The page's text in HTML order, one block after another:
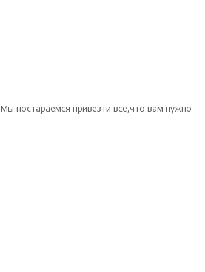
Мы постараемся привезти все,что вам нужно